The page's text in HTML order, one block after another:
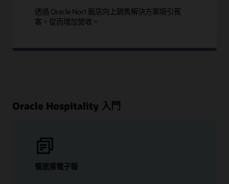
透過 Oracle Nor1 飯店向上銷售解決方案吸引賓
客，從而增加營收。
Oracle Hospitality 入門
餐旅業電子報